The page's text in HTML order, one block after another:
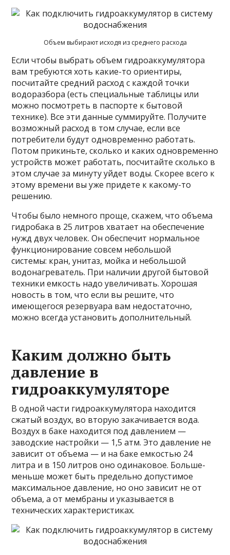
Объем выбирают исходя из среднего расхода
Если чтобы выбрать объем гидроаккумулятора
вам требуются хоть какие-то ориентиры,
посчитайте средний расход с каждой точки
водоразбора (есть специальные таблицы или
можно посмотреть в паспорте к бытовой
технике). Все эти данные суммируйте. Получите
возможный расход в том случае, если все
потребители будут одновременно работать.
Потом прикиньте, сколько и каких одновременно
устройств может работать, посчитайте сколько в
этом случае за минуту уйдет воды. Скорее всего к
этому времени вы уже придете к какому-то
решению.
Чтобы было немного проще, скажем, что объема
гидробака в 25 литров хватает на обеспечение
нужд двух человек. Он обеспечит нормальное
функционирование совсем небольшой
системы: кран, унитаз, мойка и небольшой
водонагреватель. При наличии другой бытовой
техники емкость надо увеличивать. Хорошая
новость в том, что если вы решите, что
имеющегося резервуара вам недостаточно,
можно всегда установить дополнительный.
Каким должно быть
давление в
гидроаккумуляторе
В одной части гидроаккумулятора находится
сжатый воздух, во вторую закачивается вода.
Воздух в баке находится под давлением —
заводские настройки — 1,5 атм. Это давление не
зависит от объема — и на баке емкостью 24
литра и в 150 литров оно одинаковое. Больше-
меньше может быть предельно допустимое
максимальное давление, но оно зависит не от
объема, а от мембраны и указывается в
технических характеристиках.